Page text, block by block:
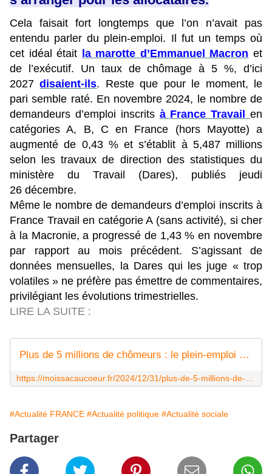
Cela faisait fort longtemps que l’on n’avait pas
entendu parler du plein-emploi. Il fut un temps où
cet idéal était
la marotte d’Emmanuel Macron et
de l’exécutif. Un taux de chômage à 5 %, d’ici
2027disaient-ils. Reste que pour le moment, le
pari semble raté. En novembre 2024, le nombre de
demandeurs d’emploi inscrits à France Travail
en
catégories A, B, C en France (hors Mayotte) a
augmenté de 0,43 % et s’établit à 5,487 millions
selon les travaux de direction des statistiques du
ministère du Travail (Dares), publiés jeudi
26 décembre.
Même le nombre de demandeurs d’emploi inscrits à
France Travail en catégorie A (sans activité), si cher
à la Macronie, a progressé de 1,43 % en novembre
par rapport au mois précédent. S’agissant de
données mensuelles, la Dares qui les juge « trop
volatiles » ne préfère pas émettre de commentaires,
privilégiant les évolutions trimestrielles.
LIRE LA SUITE :
Plus de 5 millions de chômeurs : le plein-emploi ne sera pas pour 2025
#Actualité FRANCE #Actualité politique #Actualité sociale
Partager